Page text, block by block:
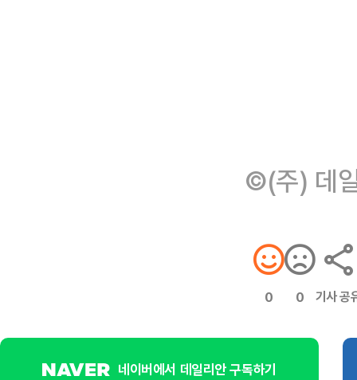
©(주) 데
0 0 기사 공
네이버에서 데일리안 구독하기